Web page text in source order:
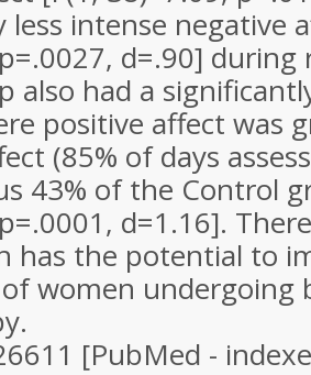
less intense negative
d=.90]
also had a
positive affect was
(85% of days
43% of the Control
d=1.16].
has the potential to
women undergoing
[PubMed -